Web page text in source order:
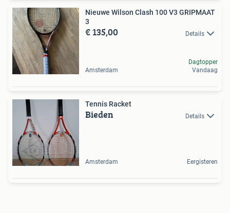
Nieuwe Wilson Clash 100 V3 GRIPMAAT
3
€ 135,00 Details
Amsterdam
Dagtopper
Vandaag
Tennis Racket
Bieden Details
Amsterdam Eergisteren